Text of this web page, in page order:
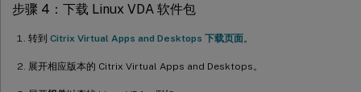
步骤 4：下载 Linux VDA 软件包
转到 Citrix Virtual Apps and Desktops 下载页面。
展开相应版本的 Citrix Virtual Apps and Desktops。